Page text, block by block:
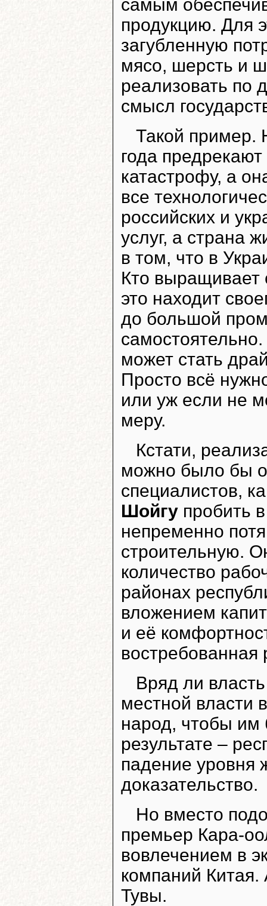
самым
продукцию. Для
загубленную
мясо, шерсть и
реализовать по
смысл
Такой пример.
года
катастрофу, а
все
российских и
услуг, а страна
в том, что в
Кто выращивает
это находит
до большой
может стать
Просто всё
или уж если не
меру.
Кстати,
можно было бы
специалистов,
Шойгу пробить
непременно
строительную.
количество
районах
вложением
и её
востребованная
Вряд ли
местной власти
народ, чтобы им
результате –
падение уровня
доказательство.
Но вместо
премьер Кара-
вовлечением в
компаний
Тувы.